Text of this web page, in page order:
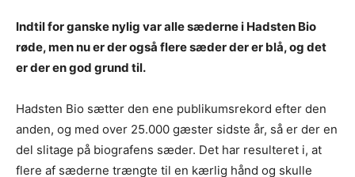
Indtil for ganske nylig var alle sæderne i Hadsten Bio
røde, men nu er der også flere sæder der er blå, og det
er der en god grund til.
Hadsten Bio sætter den ene publikumsrekord efter den
anden, og med over 25.000 gæster sidste år, så er der en
del slitage på biografens sæder. Det har resulteret i, at
flere af sæderne trængte til en kærlig hånd og skulle